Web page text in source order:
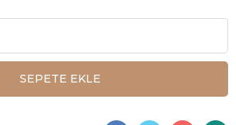
SEPETE EKLE